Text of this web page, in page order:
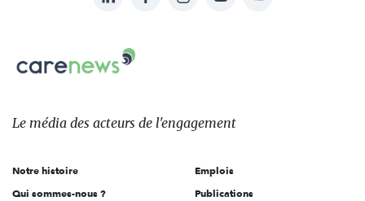
sur:
Carenews,
Le
des
l'engagement
Le média des acteurs de l'engagement
Notre histoire
Qui sommes-nous ?
Emplois
Publications